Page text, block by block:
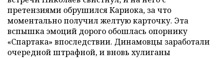
претензиями обрушился Кариока, за что
моментально получил желтую карточку. Эта
вспышка эмоций дорого обошлась опорнику
«Спартака» впоследствии. Динамовцы заработали
очередной штрафной, и вновь хулиганы